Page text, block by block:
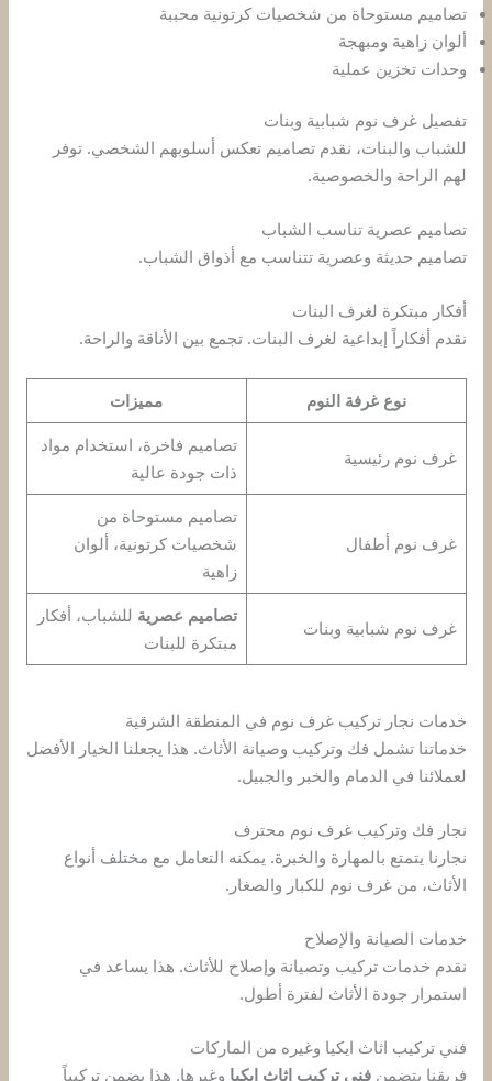
تصاميم مستوحاة من شخصيات كرتونية محببة
ألوان زاهية ومبهجة
وحدات تخزين عملية
تفصيل غرف نوم شبابية وبنات
للشباب والبنات، نقدم تصاميم تعكس أسلوبهم الشخصي. توفر
لهم الراحة والخصوصية.
تصاميم عصرية تناسب الشباب
تصاميم حديثة وعصرية تتناسب مع أذواق الشباب.
أفكار مبتكرة لغرف البنات
نقدم أفكاراً إبداعية لغرف البنات. تجمع بين الأناقة والراحة.
نوع غرفة النوم مميزات
غرف نوم رئيسية
تصاميم فاخرة، استخدام مواد
ذات جودة عالية
غرف نوم أطفال
تصاميم مستوحاة من
شخصيات كرتونية، ألوان
زاهية
غرف نوم شبابية وبنات
تصاميم عصرية للشباب، أفكار
مبتكرة للبنات
خدمات نجار تركيب غرف نوم في المنطقة الشرقية
خدماتنا تشمل فك وتركيب وصيانة الأثاث. هذا يجعلنا الخيار الأفضل
لعملائنا في الدمام والخبر والجبيل.
نجار فك وتركيب غرف نوم محترف
نجارنا يتمتع بالمهارة والخبرة. يمكنه التعامل مع مختلف أنواع
الأثاث، من غرف نوم للكبار والصغار.
خدمات الصيانة والإصلاح
نقدم خدمات تركيب وتصيانة وإصلاح للأثاث. هذا يساعد في
استمرار جودة الأثاث لفترة أطول.
فني تركيب اثاث ايكيا وغيره من الماركات
فريقنا يتضمنفني تركيب اثاث ايكيا وغيرها. هذا يضمن تركيباً